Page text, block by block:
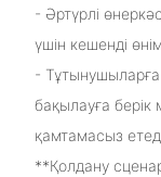
- Әртүрлі
үшін кешенді
-
бақылауға
қамтамасыз
**Қолдану